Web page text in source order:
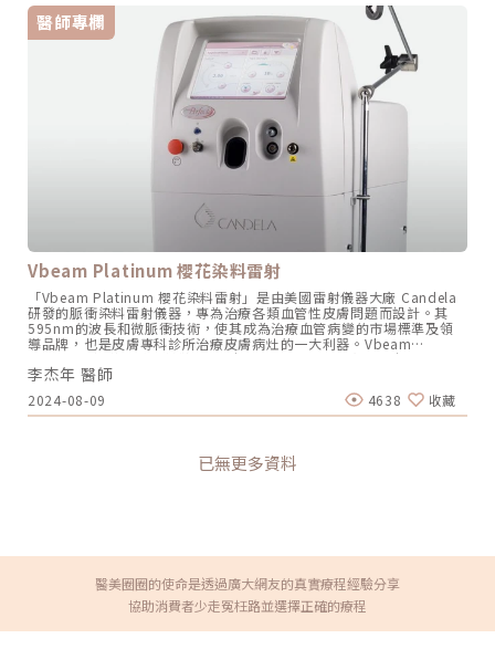
A 酸、抗發炎藥物，有助於減輕發炎、促進修復。• 痘疤手術：適用於
嚴重或深層的痘疤，包括皮下切除、真皮移植、脂肪移植或注射生長因
子等。 醫美雷射療程若痘疤屬於永久性的凹凸痘疤或較難處理的痘印，
就可以考慮接受醫美雷射療程。常見的雷射療程如下：• 淨膚雷射：
利用選擇性吸收黑色素，可去除老廢角質、擊碎黑色素，淡化皮膚色斑
或瑕疵。加熱真皮層促進膠原蛋白增生，改善粉刺、青春痘，讓皮膚平
滑細緻。• 皮秒雷射：採用高壓作用於皮膚下的黑色素，擊碎成微小
粒子，使黑色素吸收並代謝排出。相較其他療程方式，皮秒雷射對皮膚
損傷較低，對周遭肌膚影響較小，且安全有效。• 磨皮雷射：透過水
分吸收特性，能將熱能傳達至皮膚細胞，達到快速蒸發和破壞組織。療
程中，舊疤痕和老化皮膚被去除，新皮膚組織再生；但療程後會有開放
性傷口，需較長時間修復。• 染料雷射：主要處理偏紅色的皮膚，利
用雷射波長吸收血紅素，控制皮脂腺，同時破壞異常擴張的微血管，減
緩青春痘產生的紅腫，使皮膚色澤均勻。• 飛梭雷射：利用氣化雷射
熱能摧毀上皮組織，創造細小傷口促進皮膚修復，特別適用於毛孔、凹
洞、痘疤等。 使用淡化痘疤保養品如果擔憂藥物和醫美對身體造成負擔
或其他影響，可以先從日常的痘疤保養開始。。以下是選擇痘疤淡化保
養品時要留意的注意事項。• 消炎功能：建議選擇消炎成分，如茶樹
油、洋甘菊和綠茶等，都能利於減緩紅腫和發炎，促進皮膚修復。•
酸類代謝：酸類成分利於去除死皮細胞，刺激細胞更新和膠原蛋白結
合，有效淡化痘疤。例如：水楊酸、果酸和杜鵑花酸，可提亮膚色、改
善膚質及淡化色素沉澱。• 控制黑色素：需包含控制黑色素增生的成
分，例如維生素C，可減少色素沉澱，調整膚色均勻度，都有利於淡化
痘疤。★溫馨提醒★小編要提醒大家，醫療並非單純的商業交易，所有
的療程都伴隨著風險。因此，作為消費者應該謹慎選擇合適的醫療方
案，以確保安全與健康。
於同時整合了兩種經典的雷射波長，讓我能針對深淺不同的皮膚問題，
進行更全面、更精準的治療。532nm 綠光波長｜專攻淺層泛紅與色素
532nm 綠光對血紅素的吸收率極高，能精準鎖定皮膚淺層的微血管，
有效改善臉部泛紅、淺層紅痘印、鼻翼兩側的紅血絲，是我在處理退紅
與提亮需求時最常使用的核心波長。1064nm 釔鋁石榴石雷射｜深入處
理深層血管與抗老1064nm 波長穿透深度較深，能精準處理深層大血
管、靜脈曲張等較頑固的血管問題，智能 ICD 冷卻系統｜低痛感、降低
瘀青風險青萃光配備智能 ICD 冷卻系統，在雷射發射前後瞬間噴發冷媒
降溫，大幅降低施打時的不適感，同時減少傳統血管雷射常見的紫斑與
瘀青風險，這也是我特別推薦青萃光的原因之一，整體舒適度比過去提
升非常多。青萃光能改善哪些肌膚問題？以下是我在臨床上最常使用青
萃光協助求診者改善的肌膚困擾：退紅與血管治療酒糟肌泛紅、紅痘
疤、鼻翼兩側紅血絲、櫻桃血管瘤，以及微整形術後的瘀傷，都是青萃
光最擅長處理的問題。雙波長的設計讓我可以深淺兼顧，效果比單一波
長儀器更全面，特別適合困擾已久的頑固型泛紅。改善血管型黑眼圈許
多人以為黑眼圈只有一種，但事實上血管型黑眼圈，也就是因血液循環
不良、微血管增生所導致的眼周暗沉泛紫，用一般保養品或美白療程是
無法改善的。這類型的黑眼圈，我通常會優先建議青萃光，針對眼周微
血管增生的改善效果非常顯著。青萃光 vs. 傳統染料雷射 vs. 彩衝光：
我怎麼幫求診者選擇？在門診中，常有人問我：「這三種都說能退紅，
到底差在哪？」以下是我整理的比較表，讓你一目瞭然： 特色 / 項目
青萃光 DermaV 傳統染料雷射 M22 彩衝光（心動光） 技術種類 雙波
長雷射（532nm + 1064nm） 單一波長雷射（585nm 或 595nm）
寬頻脈衝光（400-1200nm） 主要優勢 深淺血管皆可打、較不易瘀青
紫斑 淺層退紅歷史悠久 複合式保養、提亮膚色 疼痛度 / 修復期 低 / 1-
3天（通常僅輕微紅腫） 中高 / 1-2週（容易出現明顯紫斑） 低 / 幾乎
無修復期 全臉單次參考價格 NT$9,999 NT$6,000 ～ $10,000
最精準的治療效果，且修復期相對傳統染料雷射短很多；若你希望整體
膚色提亮、進行複合式保養，彩衝光則是不錯的入門選擇。每個人狀況
得到改善；若是較嚴重的酒糟、網狀微血管或蟹足腫，我通常建議至少
診者的狀況，制定最適合的療程計畫。Q：術後該如何保養？術後請務
必加強防曬與保濕，一週內避免使用含有A酸、果酸或去角質等刺激性
產品，並避免前往高溫環境，如溫泉、烤箱、蒸氣室等，讓肌膚在最佳
狀態下修復。丁彙矩醫師的話每一位走進診間的求診者，肌膚狀況都是
醫師專欄
Vbeam Platinum 櫻花染料雷射
「Vbeam Platinum 櫻花染料雷射」是由美國雷射儀器大廠 Candela
研發的脈衝染料雷射儀器，專為治療各類血管性皮膚問題而設計。其
595nm的波長和微脈衝技術，使其成為治療血管病變的市場標準及領
導品牌，也是皮膚專科診所治療皮膚病灶的一大利器。Vbeam
Platinum 櫻花染料雷射儀器能夠解決的肌膚問題1. 血管性皮膚問題
Vbeam Platinum 專門針對各種血管性皮膚問題，主要包括：紅胎記
（葡萄酒色斑）： 這是一種常見的先天性血管異常，表現為皮膚表面的
紅色斑塊。Vbeam Platinum 能夠有效減少其顏色和面積​。毛細血管擴
張： 通常出現在臉部或腿部，表現為皮膚表面的細小血管網。該儀器可
部，導致紅腫和血管擴張。Vbeam Platinum 對於減少這些症狀有顯著
效果​。2. 疤痕Vbeam Platinum 對於各種類型的疤痕都有治療效果，
病變，從而使疣逐漸消失​。4. 血管瘤這是一種良性腫瘤，通常由血管細
胞增生引起，表現為皮膚上的紅色或紫色斑塊。Vbeam Platinum 能夠
縮小血管瘤的大小，減少其顏色，使其不再顯眼。櫻花染料雷射 4大特
點波長和脈衝設計 Vbeam Platinum 使用595nm波長的脈衝染料雷
的脈衝設計有助於降低治療過程中的不適感和副作用​。冷卻系統 儀器配
李杰年 醫師
2024-08-09 4638 收藏
已無更多資料
醫美圈圈的使命是透過廣大網友的真實療程經驗分享
協助消費者少走冤枉路並選擇正確的療程